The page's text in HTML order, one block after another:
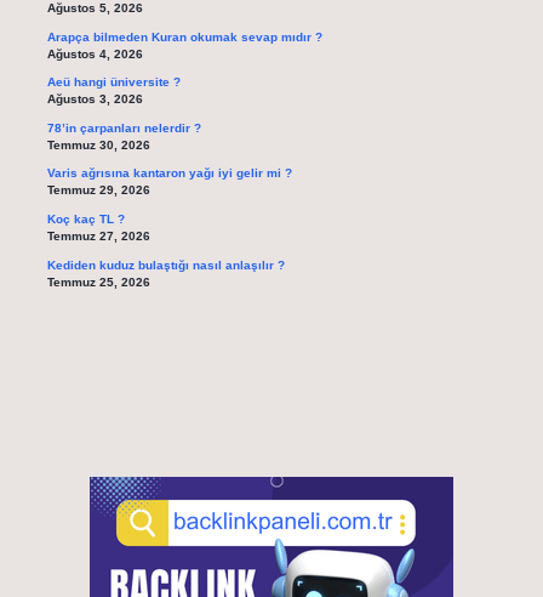
Ağustos 5, 2026
Arapça bilmeden Kuran okumak sevap mıdır ?
Ağustos 4, 2026
Aeü hangi üniversite ?
Ağustos 3, 2026
78’in çarpanları nelerdir ?
Temmuz 30, 2026
Varis ağrısına kantaron yağı iyi gelir mi ?
Temmuz 29, 2026
Koç kaç TL ?
Temmuz 27, 2026
Kediden kuduz bulaştığı nasıl anlaşılır ?
Temmuz 25, 2026